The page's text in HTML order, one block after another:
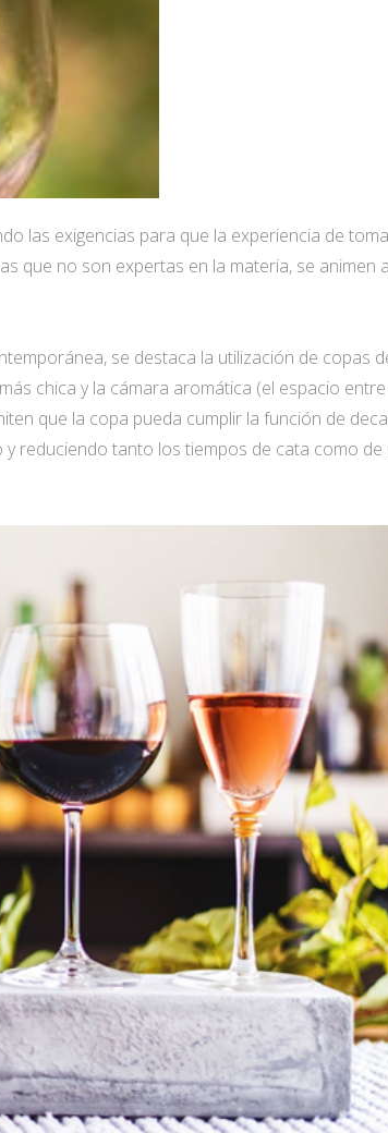
las exigencias para que la experiencia de
que no son expertas en la materia, se animen
se destaca la utilización de copas
chica y la cámara aromática (el espacio
que la copa pueda cumplir la función de
reduciendo tanto los tiempos de cata como